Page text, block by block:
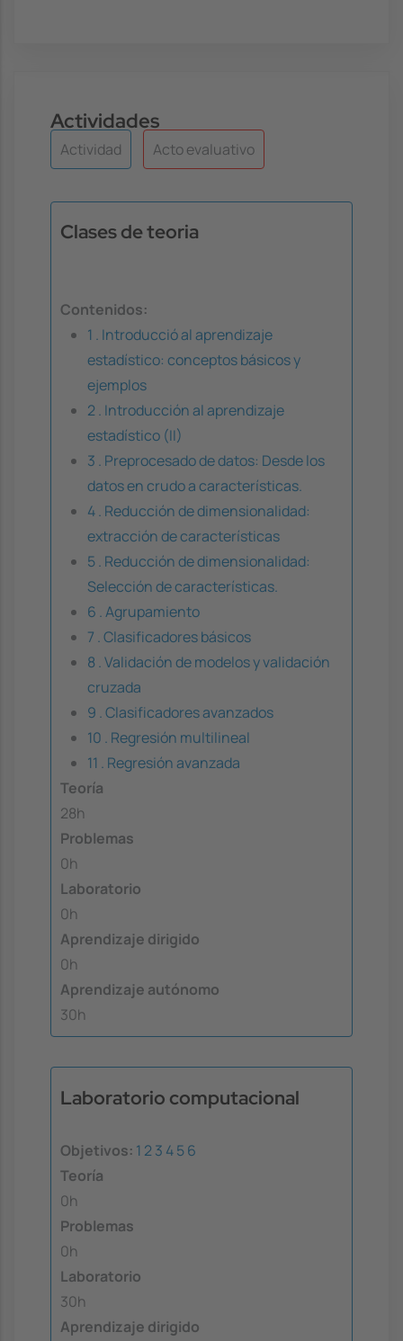
Actividades
Actividad Acto evaluativo
Clases de teoria
Contenidos:
1 . Introducció al aprendizaje
estadístico: conceptos básicos y
ejemplos
2 . Introducción al aprendizaje
estadístico (II)
3 . Preprocesado de datos: Desde los
datos en crudo a características.
4 . Reducción de dimensionalidad:
extracción de características
5 . Reducción de dimensionalidad:
Selección de características.
6 . Agrupamiento
7 . Clasificadores básicos
8 . Validación de modelos y validación
cruzada
9 . Clasificadores avanzados
10 . Regresión multilineal
11 . Regresión avanzada
Teoría
28h
Problemas
0h
Laboratorio
0h
Aprendizaje dirigido
0h
Aprendizaje autónomo
30h
Laboratorio computacional
Objetivos: 1 23 456
Teoría
0h
Problemas
0h
Laboratorio
30h
Aprendizaje dirigido